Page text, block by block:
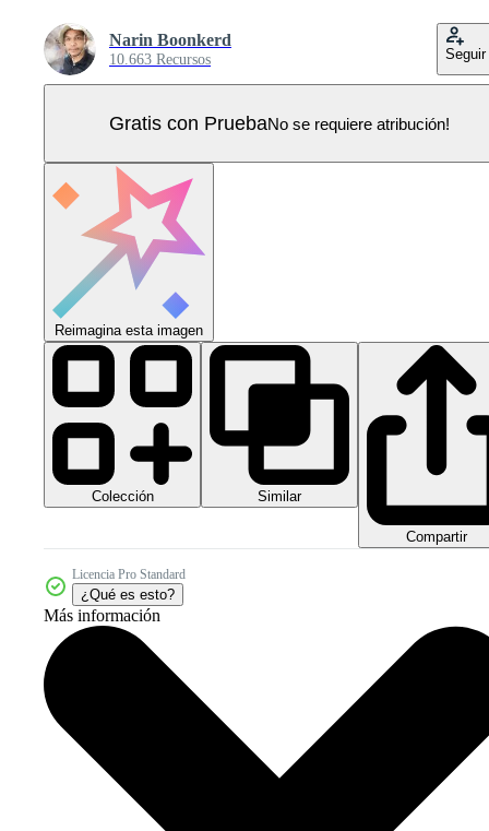
Narin Boonkerd
10.663 Recursos Seguir
Gratis con PruebaNo se requiere atribución!
Reimagina esta imagen
Colección Similar
Compartir
Licencia Pro Standard
¿Qué es esto?
Más información